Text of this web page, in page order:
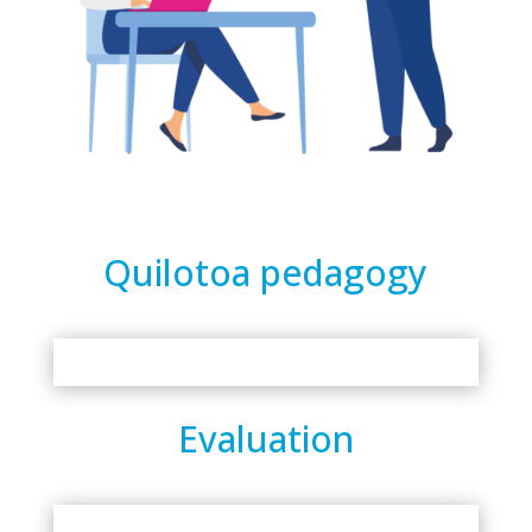
Quilotoa pedagogy
Evaluation